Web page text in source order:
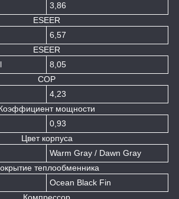
3,86
ESEER
6,57
ESEER
8,05
COP
4,23
мощности
0,93
Цвет корпуса
Warm Gray / Dawn Gray
теплообменника
Ocean Black Fin